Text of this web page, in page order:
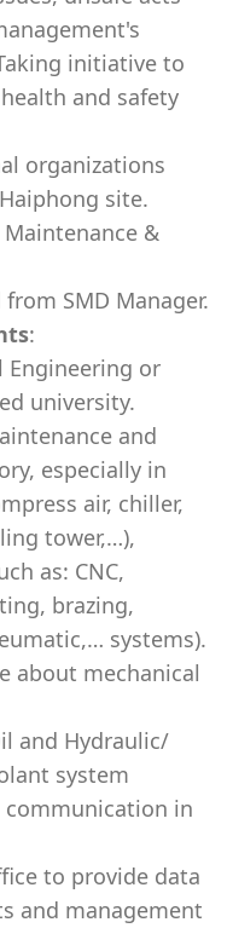
anagement's
aking initiative to
lth and safety
al organizations
iphong site.
Maintenance &
from SMD Manager.
ts:
Engineering or
ed university.
aintenance and
ory, especially in
mpress air, chiller,
ling tower,…),
as: CNC,
ting, brazing,
eumatic,… systems).
e about mechanical
and Hydraulic/
lant system
communication in
ce to provide data
and management